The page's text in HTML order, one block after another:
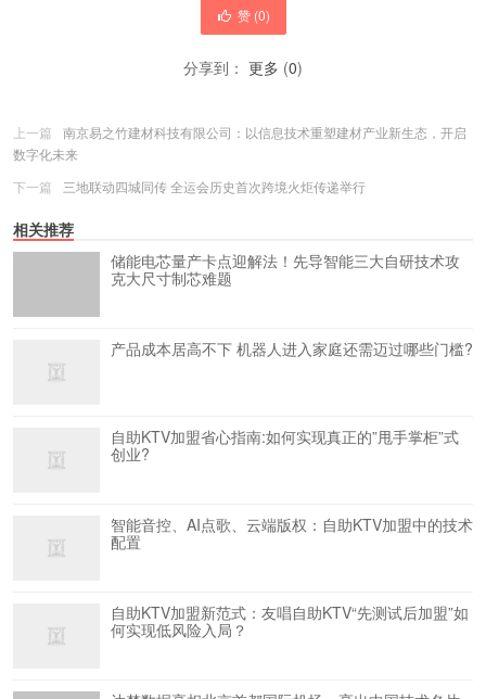
赞 (0)
分享到： 更多 (0)
上一篇
南京易之竹建材科技有限公司：以信息技术重塑建材产业新生态，开启
数字化未来
下一篇
三地联动四城同传 全运会历史首次跨境火炬传递举行
相关推荐
储能电芯量产卡点迎解法！先导智能三大自研技术攻
克大尺寸制芯难题
产品成本居高不下 机器人进入家庭还需迈过哪些门槛?
自助KTV加盟省心指南:如何实现真正的”甩手掌柜”式
创业?
智能音控、AI点歌、云端版权：自助KTV加盟中的技术
配置
自助KTV加盟新范式：友唱自助KTV“先测试后加盟”如
何实现低风险入局？